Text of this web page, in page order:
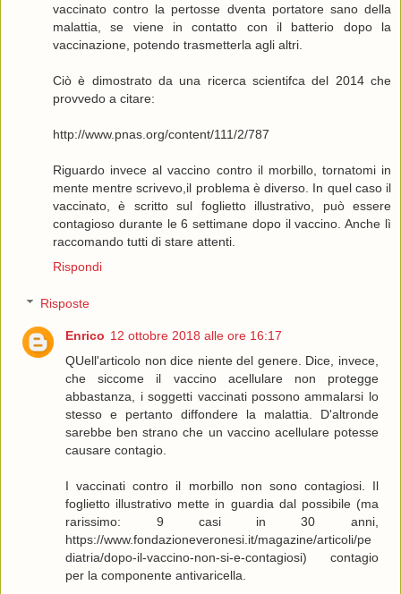
vaccinato contro la pertosse dventa portatore sano della
malattia, se viene in contatto con il batterio dopo la
vaccinazione, potendo trasmetterla agli altri.
Ciò è dimostrato da una ricerca scientifca del 2014 che
provvedo a citare:
http://www.pnas.org/content/111/2/787
Riguardo invece al vaccino contro il morbillo, tornatomi in
mente mentre scrivevo,il problema è diverso. In quel caso il
vaccinato, è scritto sul foglietto illustrativo, può essere
contagioso durante le 6 settimane dopo il vaccino. Anche lì
raccomando tutti di stare attenti.
Rispondi
Risposte
Enrico 12 ottobre 2018 alle ore 16:17
QUell'articolo non dice niente del genere. Dice, invece,
che siccome il vaccino acellulare non protegge
abbastanza, i soggetti vaccinati possono ammalarsi lo
stesso e pertanto diffondere la malattia. D'altronde
sarebbe ben strano che un vaccino acellulare potesse
causare contagio.
I vaccinati contro il morbillo non sono contagiosi. Il
foglietto illustrativo mette in guardia dal possibile (ma
rarissimo: 9 casi in 30 anni,
https://www.fondazioneveronesi.it/magazine/articoli/pe
diatria/dopo-il-vaccino-non-si-e-contagiosi) contagio
per la componente antivaricella.